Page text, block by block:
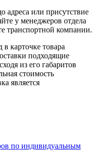
адреса или присутствие
у менеджеров отдела
транспортной компании.
карточке товара
подходящие
из его габаритов
стоимость
является